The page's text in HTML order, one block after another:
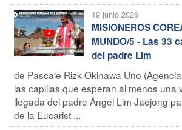
19 junio 2026
MISIONEROS
MUNDO/5 - Las 33
del padre Lim
de Pascale Rizk Okinawa Uno
las capillas que esperan al menos una
llegada del padre Ángel Lim Jaejong
de la Eucarist ...